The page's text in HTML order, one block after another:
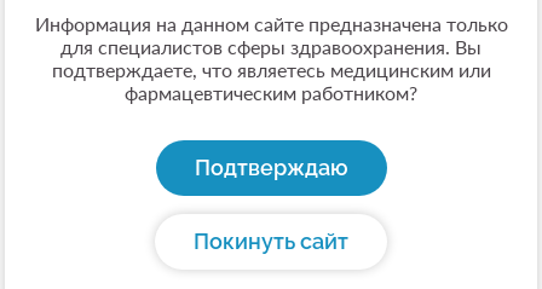
Москва
Общая информация:
Доктор медицинских наук, профессор, профессор
кафедры нервных болезней лечебного факультета
Министерства здравоохранения Российской
Федерации, член Европейской академии эпилепсии.
Информация на данном сайте предназначена только
для специалистов сферы здравоохранения. Вы
подтверждаете, что являетесь медицинским или
фармацевтическим работником?
Подтверждаю
Покинуть сайт